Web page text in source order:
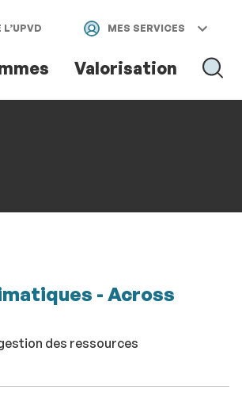
MES SERVICES
Valorisation
- Across
des ressources